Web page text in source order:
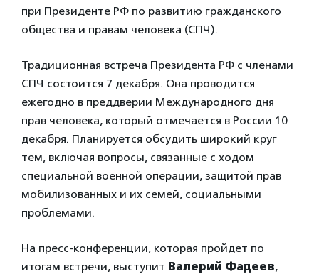
при Президенте РФ по развитию гражданского
общества и правам человека (СПЧ).
Традиционная встреча Президента РФ с членами
СПЧ состоится 7 декабря. Она проводится
ежегодно в преддверии Международного дня
прав человека, который отмечается в России 10
декабря. Планируется обсудить широкий круг
тем, включая вопросы, связанные с ходом
специальной военной операции, защитой прав
мобилизованных и их семей, социальными
проблемами.
На пресс-конференции, которая пройдет по
итогам встречи, выступит Валерий Фадеев,